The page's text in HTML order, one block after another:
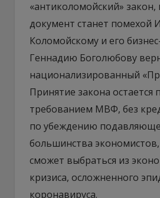
«антиколомойский» закон,
документ станет помехой
Коломойскому и его
Геннадию Боголюбову
национализированный
Принятие закона
требованием МВФ, без
по убеждению
большинства
сможет выбраться из
кризиса, осложненного
коронавируса.